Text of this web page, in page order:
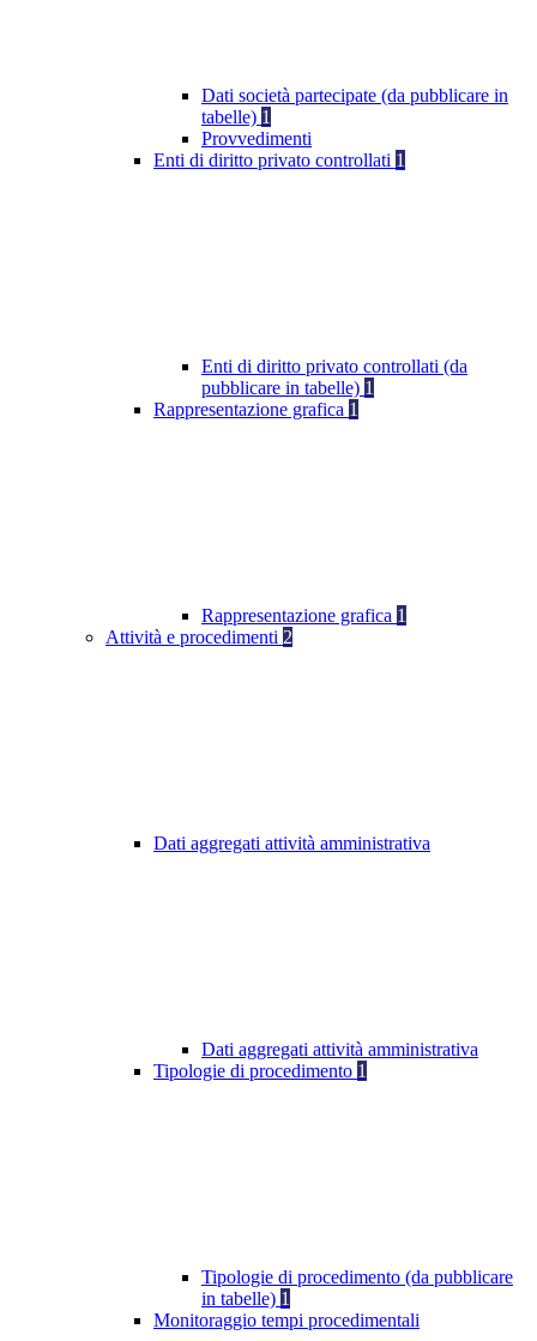
Dati società partecipate (da pubblicare in
tabelle) 1
Provvedimenti
Enti di diritto privato controllati 1
Enti di diritto privato controllati (da
pubblicare in tabelle) 1
Rappresentazione grafica 1
Rappresentazione grafica 1
Attività e procedimenti 2
Dati aggregati attività amministrativa
Dati aggregati attività amministrativa
Tipologie di procedimento 1
Tipologie di procedimento (da pubblicare
in tabelle) 1
Monitoraggio tempi procedimentali